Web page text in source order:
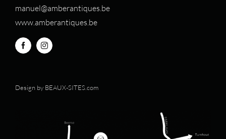
manuel@amberantiques.be
www.amberantiques.be
Design by BEAUX-SITES.com